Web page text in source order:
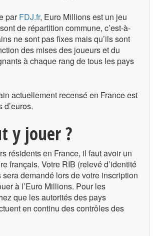
parFDJ.fr, Euro Millions est un jeu
de répartition commune, c’est-à-
ne sont pas fixes mais qu’ils sont
des mises des joueurs et du
à chaque rang de tous les pays
actuellement recensé en France est
y jouer ?
résidents en France, il faut avoir un
français. Votre RIB (relevé d’identité
demandé lors de votre inscription
à l’Euro Millions. Pour les
que les autorités des pays
en continu des contrôles des